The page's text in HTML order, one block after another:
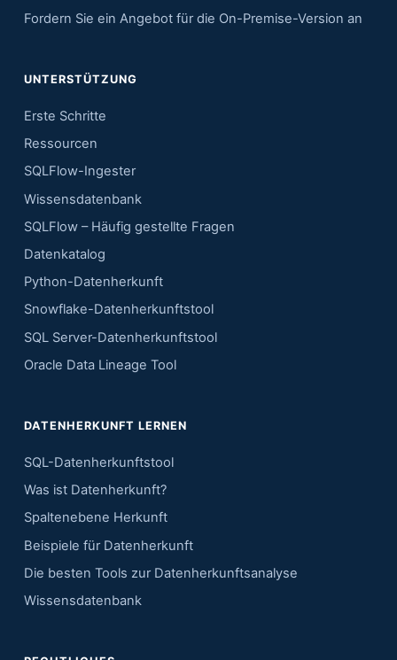
Fordern Sie ein Angebot für die On-Premise-Version an
UNTERSTÜTZUNG
Erste Schritte
Ressourcen
SQLFlow-Ingester
Wissensdatenbank
SQLFlow – Häufig gestellte Fragen
Datenkatalog
Python-Datenherkunft
Snowflake-Datenherkunftstool
SQL Server-Datenherkunftstool
Oracle Data Lineage Tool
DATENHERKUNFT LERNEN
SQL-Datenherkunftstool
Was ist Datenherkunft?
Spaltenebene Herkunft
Beispiele für Datenherkunft
Die besten Tools zur Datenherkunftsanalyse
Wissensdatenbank